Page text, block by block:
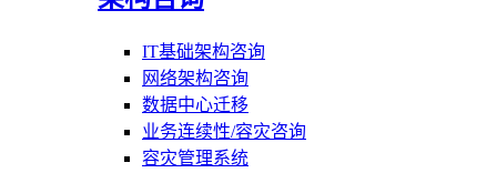
IT基础架构咨询
网络架构咨询
数据中心迁移
业务连续性/容灾咨询
容灾管理系统